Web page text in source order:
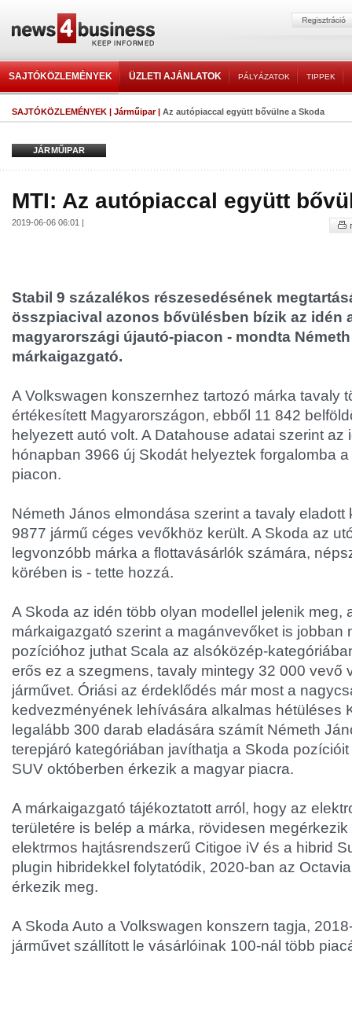
SAJTÓKÖZLEMÉNYEK ÜZLETI AJÁNLATOK PÁLYÁZATOK TIPPEK
SAJTÓKÖZLEMÉNYEK | Járműipar| Az autópiaccal együtt bővülne a Skoda
JÁRMŰIPAR
MTI: Az autópiaccal együtt
2019-06-06 06:01 |
Stabil 9 százalékos részesedésének
összpiacival azonos bővülésben bízik az idén
magyarországi újautó-piacon - mondta
márkaigazgató.
A Volkswagen konszernhez tartozó márka tavaly
értékesített Magyarországon, ebből 11 842
helyezett autó volt. A Datahouse adatai szerint az
hónapban 3966 új Skodát helyeztek forgalomba
piacon.
Németh János elmondása szerint a tavaly
9877 jármű céges vevőkhöz került. A Skoda az
legvonzóbb márka a flottavásárlók számára,
körében is - tette hozzá.
A Skoda az idén több olyan modellel jelenik meg,
márkaigazgató szerint a magánvevőket is jobban
pozícióhoz juthat Scala az alsóközép-
erős ez a szegmens, tavaly mintegy 32 000 vevő
járművet. Óriási az érdeklődés már most a
kedvezményének lehívására alkalmas hétüléses
legalább 300 darab eladására számít Németh
terepjáró kategóriában javíthatja a Skoda
SUV októberben érkezik a magyar piacra.
A márkaigazgató tájékoztatott arról, hogy az
területére is belép a márka, rövidesen
elektrmos hajtásrendszerű Citigoe iV és a hibrid
plugin hibridekkel folytatódik, 2020-ban az
érkezik meg.
A Skoda Auto a Volkswagen konszern tagja,
járművet szállított le vásárlóinak 100-nál több